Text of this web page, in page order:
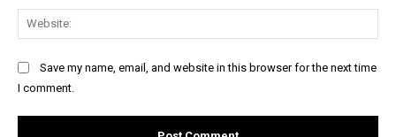
Save my name, email, and website in this browser for the next time
I comment.